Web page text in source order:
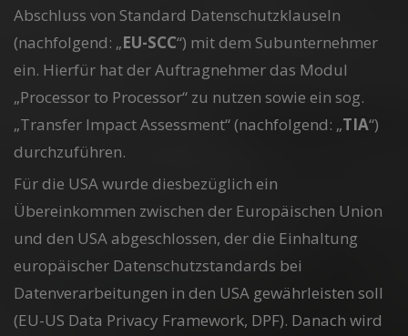
Abschluss von Standard Datenschutzklauseln
(nachfolgend: „EU-SCC“) mit dem Subunternehmer
ein. Hierfür hat der Auftragnehmer das Modul
„Processor to Processor“ zu nutzen sowie ein sog.
„Transfer Impact Assessment“ (nachfolgend: „TIA“)
durchzuführen.
Für die USA wurde diesbezüglich ein
Übereinkommen zwischen der Europäischen Union
und den USA abgeschlossen, der die Einhaltung
europäischer Datenschutzstandards bei
Datenverarbeitungen in den USA gewährleisten soll
(EU-US Data Privacy Framework, DPF). Danach wird